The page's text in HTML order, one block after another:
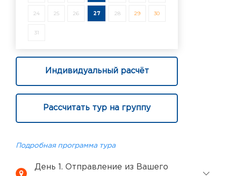
24 25 26 27 28 29 30
31
Индивидуальный расчёт
Рассчитать тур на группу
Подробная программа тура
День 1. Отправление из Вашего